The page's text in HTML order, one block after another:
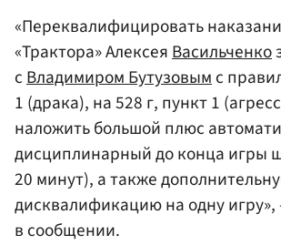
«Переквалифицировать
«Трактора» АлексеяВасильченко
сВладимиром Бутузовымс
1 (драка), на 528 г, пункт 1
наложить большой плюс
дисциплинарный до конца игры
20 минут), а также
дисквалификацию на одну игру»,
в сообщении.